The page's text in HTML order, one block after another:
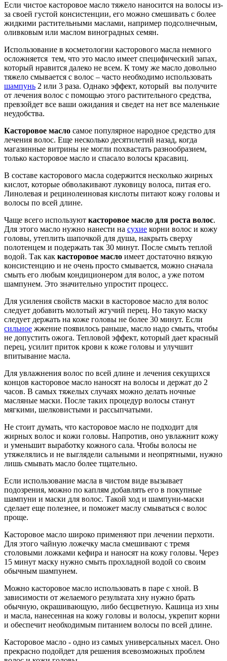
Если чистое касторовое масло тяжело наносится на волосы из-
за своей густой консистенции, его можно смешивать с более
жидкими растительными маслами, например подсолнечным,
оливковым или маслом виноградных семян.
Использование в косметологии касторового масла немного
осложняется тем, что это масло имеет специфический запах,
который нравится далеко не всем. К тому же масло довольно
тяжело смывается с волос – часто необходимо использовать
шампунь 2 или 3 раза. Однако эффект, который вы получите
от лечения волос с помощью этого растительного средства,
превзойдет все ваши ожидания и сведет на нет все маленькие
неудобства.
Касторовое масло самое популярное народное средство для
лечения волос. Еще несколько десятилетий назад, когда
магазинные витрины не могли похвастать разнообразием,
только касторовое масло и спасало волосы красавиц.
В составе касторового масла содержится несколько жирных
кислот, которые обволакивают луковицу волоса, питая его.
Линолевая и рецинолеиновая кислоты питают кожу головы и
волосы по всей длине.
Чаще всего используют касторовое масло для роста волос.
Для этого масло нужно нанести на сухие корни волос и кожу
головы, утеплить шапочкой для душа, накрыть сверху
полотенцем и подержать так 30 минут. После смыть теплой
водой. Так как касторовое масло имеет достаточно вязкую
консистенцию и не очень просто смывается, можно сначала
смыть его любым кондиционером для волос, а уже потом
шампунем. Это значительно упростит процесс.
Для усиления свойств маски в касторовое масло для волос
следует добавить молотый жгучий перец. Но такую маску
следует держать на коже головы не более 30 минут. Если
сильное жжение появилось раньше, масло надо смыть, чтобы
не допустить ожога. Тепловой эффект, который дает красный
перец, усилит приток крови к коже головы и улучшит
впитывание масла.
Для увлажнения волос по всей длине и лечения секущихся
концов касторовое масло наносят на волосы и держат до 2
часов. В самых тяжелых случаях можно делать ночные
масляные маски. После таких процедур волосы станут
мягкими, шелковистыми и рассыпчатыми.
Не стоит думать, что касторовое масло не подходит для
жирных волос и кожи головы. Напротив, оно увлажнит кожу
и уменьшит выработку кожного сала. Чтобы волосы не
утяжелялись и не выглядели сальными и неопрятными, нужно
лишь смывать масло более тщательно.
Если использование масла в чистом виде вызывает
подозрения, можно по каплям добавлять его в покупные
шампуни и маски для волос. Такой ход и шампуни-маски
сделает еще полезнее, и поможет маслу смываться с волос
проще.
Касторовое масло широко применяют при лечении перхоти.
Для этого чайную ложечку масла смешивают с тремя
столовыми ложками кефира и наносят на кожу головы. Через
15 минут маску нужно смыть прохладной водой со своим
обычным шампунем.
Можно касторовое масло использовать в паре с хной. В
зависимости от желаемого результата хну нужно брать
обычную, окрашивающую, либо бесцветную. Кашица из хны
и масла, нанесенная на кожу головы и волосы, укрепит корни
и обеспечит необходимым питанием волосы по всей длине.
Касторовое масло - одно из самых универсальных масел. Оно
прекрасно подойдет для решения всевозможных проблем